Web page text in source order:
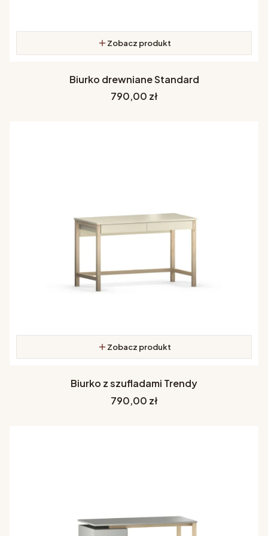
Zobacz produkt
Biurko drewniane Standard
Cena
790,00 zł
Zobacz produkt
Biurko z szufladami Trendy
Cena
790,00 zł